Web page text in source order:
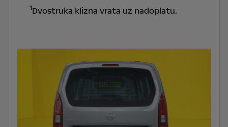
1Dvostruka klizna vrata uz nadoplatu.